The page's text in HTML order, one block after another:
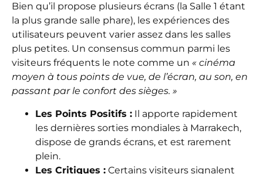
Bien qu’il propose plusieurs écrans (la Salle 1 étant
la plus grande salle phare), les expériences des
utilisateurs peuvent varier assez dans les salles
plus petites. Un consensus commun parmi les
visiteurs fréquents le note comme un « cinéma
moyen à tous points de vue, de l’écran, au son, en
passant par le confort des sièges. »
Les Points Positifs : Il apporte rapidement
les dernières sorties mondiales à Marrakech,
dispose de grands écrans, et est rarement
plein.
Les Critiques : Certains visiteurs signalent